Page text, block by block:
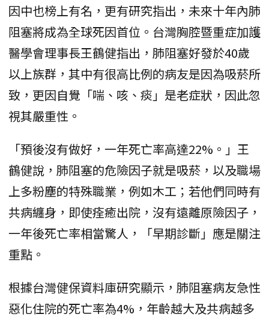
因中也榜上有名，更有研究指出，未來十年內肺
阻塞將成為全球死因首位。台灣胸腔暨重症加護
醫學會理事長王鶴健指出，肺阻塞好發於40歲
以上族群，其中有很高比例的病友是因為吸菸所
致，更因自覺「喘、咳、痰」是老症狀，因此忽
視其嚴重性。
「預後沒有做好，一年死亡率高達22%。」王
鶴健說，肺阻塞的危險因子就是吸菸，以及職場
上多粉塵的特殊職業，例如木工；若他們同時有
共病纏身，即使痊癒出院，沒有遠離原險因子，
一年後死亡率相當驚人，「早期診斷」應是關注
重點。
根據台灣健保資料庫研究顯示，肺阻塞病友急性
惡化住院的死亡率為4%，年齡越大及共病越多